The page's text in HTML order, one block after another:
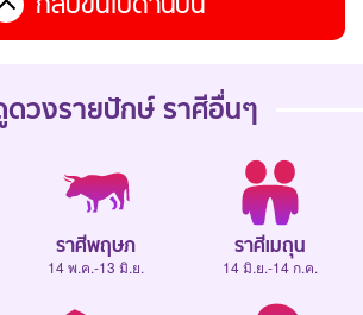
ดวงรายปักษ์ราศีอื่นๆ
ราศีพฤษภ
14 พ.ค.-13 มิ.ย.
ราศีเมถุน
14 มิ.ย.-14 ก.ค.